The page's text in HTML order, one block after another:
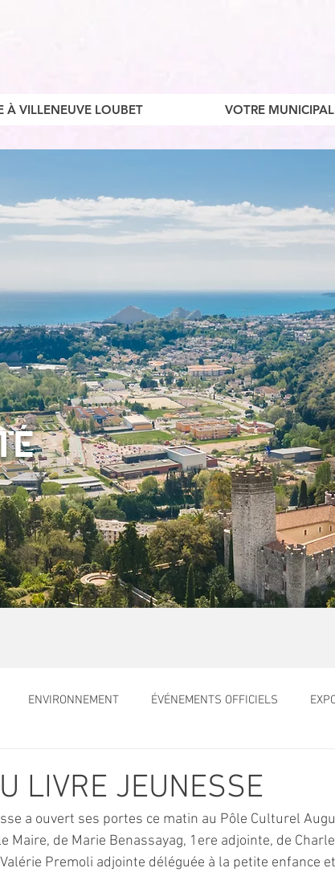
À VILLENEUVE LOUBET VOTRE
ENVIRONNEMENT ÉVÉNEMENTS OFFICIELS
ENFANCE TOURISME ARCHIVES ET PATRIMOINE
LIVRE JEUNESSE
a ouvert ses portes ce matin au Pôle Culturel
Maire, de Marie Benassayag, 1ere adjointe, de
Premoli adjointe déléguée à la petite enfance